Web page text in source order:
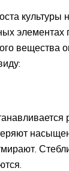
культуры
элементах
вещества